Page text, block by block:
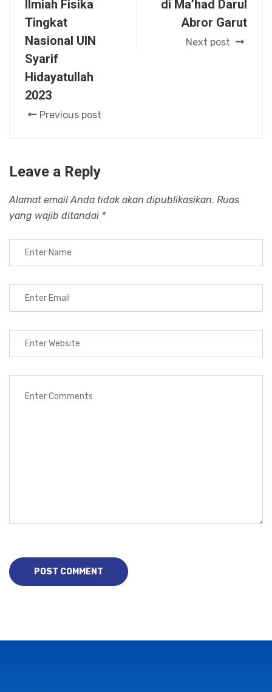
Ilmiah Fisika
Tingkat
Nasional UIN
Syarif
Hidayatullah
2023
Previous post
di Ma’had Darul
Abror Garut
Next post
Leave a Reply
Alamat email Anda tidak akan dipublikasikan. Ruas
yang wajib ditandai *